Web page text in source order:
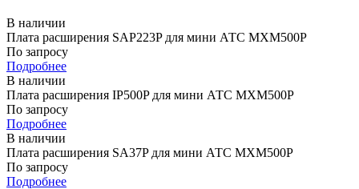
В наличии
Плата расширения SAP223P для мини АТС MXM500P
По запросу
Подробнее
В наличии
Плата расширения IP500P для мини АТС MXM500P
По запросу
Подробнее
В наличии
Плата расширения SA37P для мини АТС MXM500P
По запросу
Подробнее